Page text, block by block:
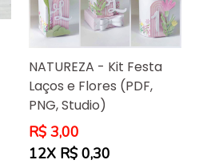
NATUREZA - Kit Festa
Laços e Flores (PDF,
PNG, Studio)
Preço
normal
R$ 3,00
12X R$ 0,30